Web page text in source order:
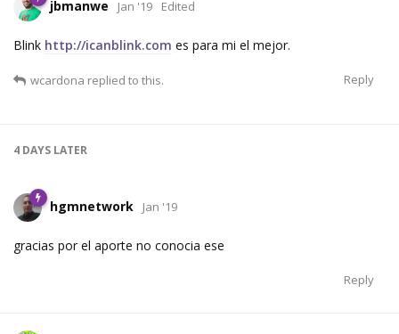
jbmanwe Jan '19 Edited
Blink http://icanblink.com es para mi el mejor.
Reply
wcardona replied to this.
4 DAYS LATER
hgmnetwork Jan '19
gracias por el aporte no conocia ese
Reply